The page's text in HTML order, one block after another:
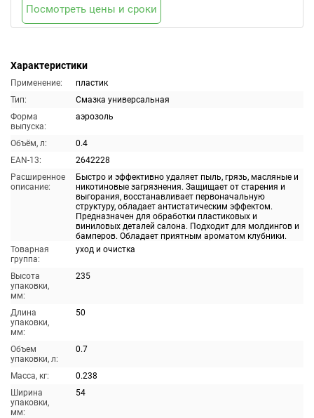
Характеристики
Применение:
пластик
Тип:
Смазка универсальная
Форма
выпуска:
аэрозоль
Объём, л:
0.4
EAN-13:
2642228
Расширенное
описание:
Быстро и эффективно удаляет пыль, грязь, масляные и
никотиновые загрязнения. Защищает от старения и
выгорания, восстанавливает первоначальную
структуру, обладает антистатическим эффектом.
Предназначен для обработки пластиковых и
виниловых деталей салона. Подходит для молдингов и
бамперов. Обладает приятным ароматом клубники.
Товарная
группа:
уход и очистка
Высота
упаковки,
мм:
235
Длина
упаковки,
мм:
50
Объем
упаковки, л:
0.7
Масса, кг:
0.238
Ширина
упаковки,
мм:
54
Посмотреть цены и сроки